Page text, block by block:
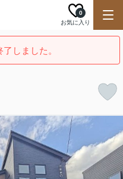
お気に入り
0
しました。